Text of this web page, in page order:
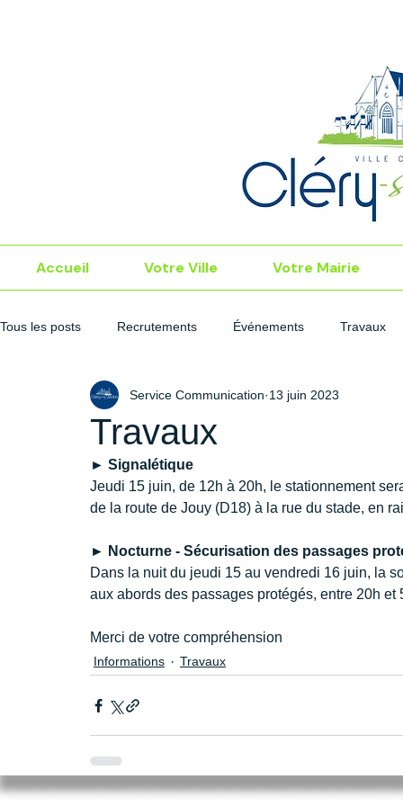
Accueil Votre Ville Votre Mairie
Tous les posts Recrutements Événements Travaux
Travaux
Service Communication 13 juin 2023
► Signalétique
Jeudi 15 juin, de 12h à 20h, le stationnement
de la route de Jouy (D18) à la rue du stade, en
► Nocturne - Sécurisation des passages
Dans la nuit du jeudi 15 au vendredi 16 juin, la
aux abords des passages protégés, entre 20h et
Merci de votre compréhension
Informations Travaux